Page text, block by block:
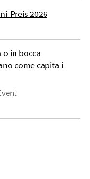
Preis 2026
o in bocca
come capitali